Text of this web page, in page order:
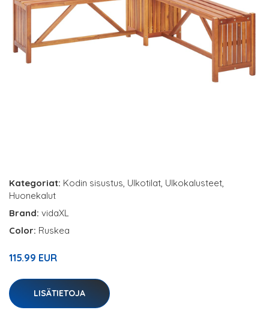
Kategoriat: Kodin sisustus, Ulkotilat, Ulkokalusteet,
Huonekalut
Brand: vidaXL
Color: Ruskea
115.99 EUR
LISÄTIETOJA